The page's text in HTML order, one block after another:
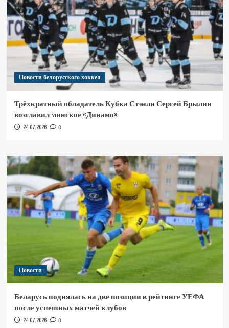
Новости белорусского хоккея
Трёхкратный обладатель Кубка Стэнли Сергей Брылин
возглавил минское «Динамо»
24.07.2026 0
Новости
Беларусь поднялась на две позиции в рейтинге УЕФА
после успешных матчей клубов
24.07.2026 0